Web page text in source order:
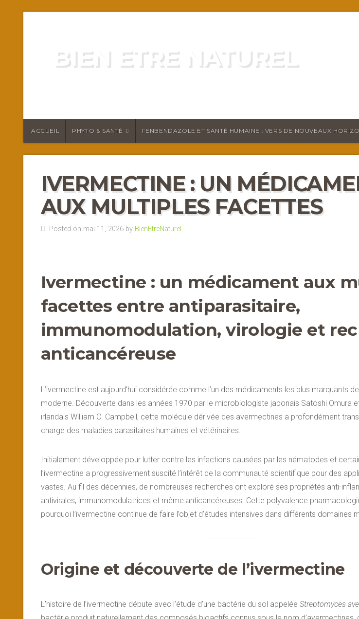
BIEN ETRE NATUREL
ACCUEIL PHYTO & SANTÉ FENBENDAZOLE ET SANTÉ HUMAINE : VERS DE NOUVEAUX
IVERMECTINE : UN
AUX MULTIPLES FACETTES
Posted on mai 11, 2026 by BienEtreNaturel
Ivermectine : un médicament aux
facettes entre antiparasitaire,
immunomodulation, virologie et
anticancéreuse
L’ivermectine est aujourd’hui considérée comme l’un des médicaments les plus marquants
moderne. Découverte dans les années 1970 par le microbiologiste japonais Satoshi Omura
irlandais William C. Campbell, cette molécule dérivée des avermectines a profondément
charge des maladies parasitaires humaines et vétérinaires.
Initialement développée pour lutter contre les infections causées par les nématodes et
l’ivermectine a progressivement suscité l’intérêt de la communauté scientifique pour des
vastes. Au fil des décennies, de nombreuses recherches ont exploré ses propriétés anti-
antivirales, immunomodulatrices et même anticancéreuses. Cette polyvalence
pourquoi l’ivermectine continue de faire l’objet d’études intensives dans différents domaines
Origine et découverte de l’ivermectine
L’histoire de l’ivermectine débute avec l’étude d’une bactérie du sol appelée Streptomyces